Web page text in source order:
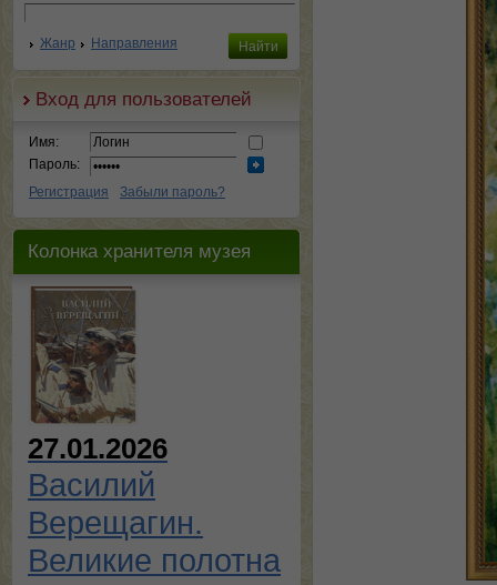
Жанр Направления
Вход для пользователей
Имя:
Пароль:
Регистрация
Забыли пароль?
Колонка хранителя музея
27.01.2026
Василий
Верещагин.
Великие полотна